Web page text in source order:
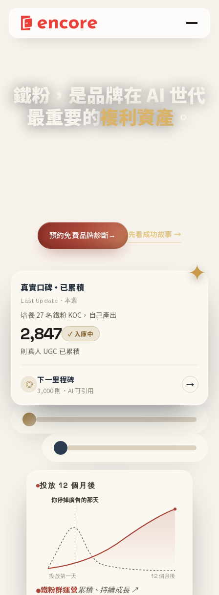
鐵粉，是品牌在 AI 世代
最重要的複利資產 。
預約免費品牌診斷→ 先看成功故事 →
✦
真實口碑・已累積
Last Update・本週
培養 27 名鐵粉 KOC，自己產出
2,847 ✓ 入庫中
則真人 UGC 已累積
◎ 下一里程碑
3,000 則・AI 可引用
→
投放 12 個月後
你停掉廣告的那天
投放第一天 12 個月後
鐵粉群運營累積、持續成長 ↗